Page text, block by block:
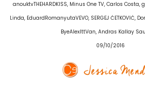
anouktvTHEHARDKISS, Minus One TV, Carlos Costa,
Linda, EduardRomanyutaVEVO, SERGEJ ĆETKOVIĆ,
ByeAlexIttVan, Andras Kallay
09/10/2016